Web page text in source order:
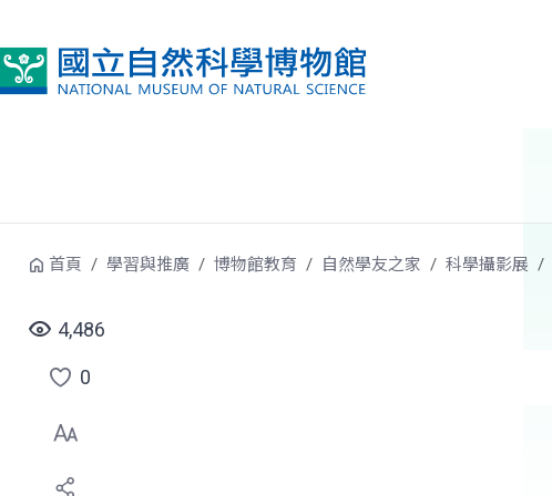
首頁 學習與推廣 博物館教育 自然學友之家 科學攝影展
4,486
點
選
喜
0